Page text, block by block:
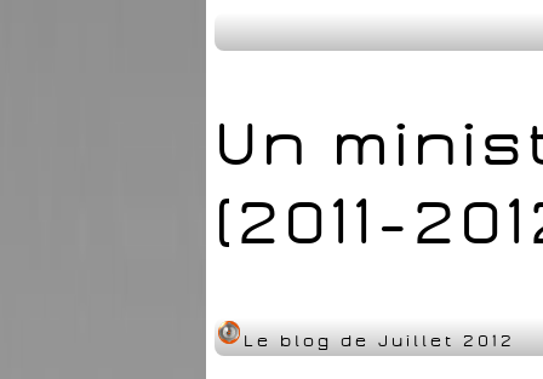
Un
(2011-
Le blog de Juillet 2012